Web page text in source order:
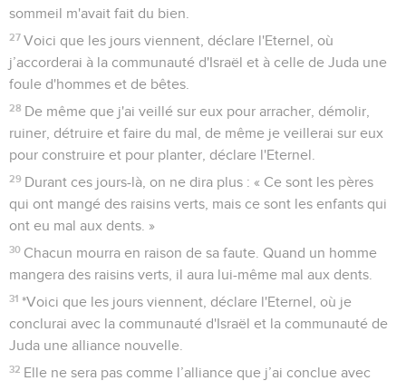
sommeil m'avait fait du bien.
27 Voici que les jours viennent, déclare l'Eternel, où
j’accorderai à la communauté d'Israël et à celle de Juda une
foule d'hommes et de bêtes.
28 De même que j'ai veillé sur eux pour arracher, démolir,
ruiner, détruire et faire du mal, de même je veillerai sur eux
pour construire et pour planter, déclare l'Eternel.
29 Durant ces jours-là, on ne dira plus : « Ce sont les pères
qui ont mangé des raisins verts, mais ce sont les enfants qui
ont eu mal aux dents. »
30 Chacun mourra en raison de sa faute. Quand un homme
mangera des raisins verts, il aura lui-même mal aux dents.
31 *Voici que les jours viennent, déclare l'Eternel, où je
conclurai avec la communauté d'Israël et la communauté de
Juda une alliance nouvelle.
32 Elle ne sera pas comme l’alliance que j’ai conclue avec